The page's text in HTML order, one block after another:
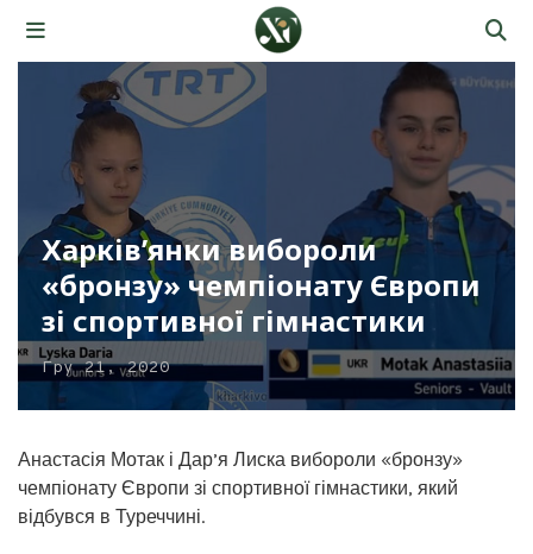
Харків’янки вибороли
«бронзу» чемпіонату Європи
зі спортивної гімнастики
Гру 21, 2020
Анастасія Мотак і Дар’я Лиска вибороли «бронзу»
чемпіонату Європи зі спортивної гімнастики, який
відбувся в Туреччині.